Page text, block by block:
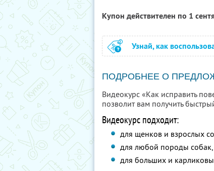
Купон действителен по 1
Узнай, как
ПОДРОБНЕЕ О
Видеокурс «Как исправить
позволит вам получить
Видеокурс подходит:
для щенков и взрослых
для любой породы собак,
для больших и